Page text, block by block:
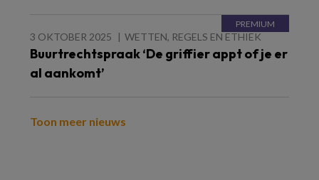
3 OKTOBER 2025 WETTEN, REGELS EN ETHIEK
Buurtrechtspraak ‘De griffier appt of je er
al aankomt’
Toon meer nieuws